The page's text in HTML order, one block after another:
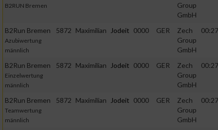
B2RUN Bremen
Group
GmbH
B2Run Bremen
Azubiwertung
männlich
5872 Maximilian Jodeit 0000 GER
Zech
Group
GmbH
B2Run Bremen
Einzelwertung
männlich
5872 Maximilian Jodeit 0000 GER
Zech
Group
GmbH
B2Run Bremen
Teamwertung
männlich
5872 Maximilian Jodeit 0000 GER
Zech
Group
GmbH
Analyse von Zielgruppen durch Statistiken oder
Kombinationen von Daten aus verschiedenen Quellen
Entwicklung und Verbesserung der Angebote
Verwendung reduzierter Daten zur Auswahl von Inhalten
IAB-Besonderheiten: